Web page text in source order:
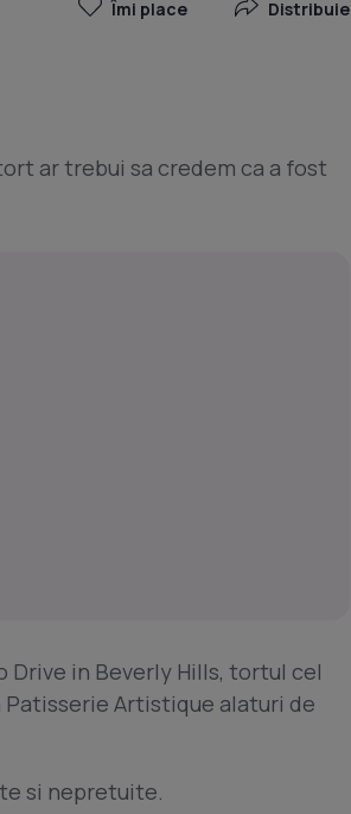
Îmi place Distribuie
ar trebui sa credem ca a fost
Drive in Beverly Hills, tortul cel
Patisserie Artistique alaturi de
si nepretuite.